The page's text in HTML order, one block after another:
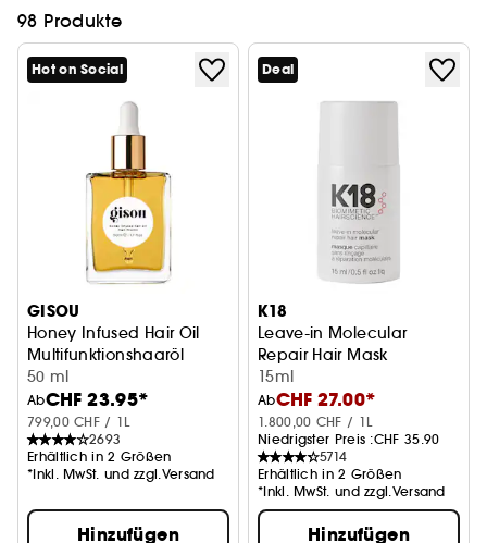
98 Produkte
Hot on Social
GISOU
Honey Infused Hair Oil
Multifunktionshaaröl
50 ml
AbCHF 23.95*
799,00 CHF / 1L
2693
Erhältlich in 2 Größen
*Inkl. MwSt. und zzgl.Versand
Hinzufügen
Deal
K18
Leave-in Molecular
Repair Hair Mask
Pflege für geschädigtes
15ml
AbCHF 27.00*
1.800,00 CHF / 1L
Niedrigster Preis :CHF 35.90
5714
Erhältlich in 2 Größen
*Inkl. MwSt. und zzgl.Versand
Hinzufügen